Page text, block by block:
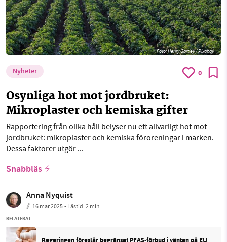
Foto:Henry Gartley / Pixabay
Nyheter 0
Osynliga hot mot jordbruket:
Mikroplaster och kemiska gifter
Rapportering från olika håll belyser nu ett allvarligt hot mot
jordbruket: mikroplaster och kemiska föroreningar i marken.
Dessa faktorer utgör ...
Snabbläs
Anna Nyquist
16 mar 2025• Lästid:2 min
RELATERAT